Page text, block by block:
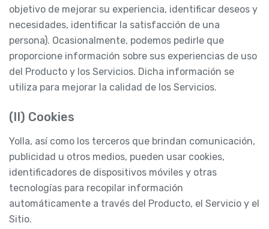
objetivo de mejorar su experiencia, identificar deseos y
necesidades, identificar la satisfacción de una
persona). Ocasionalmente, podemos pedirle que
proporcione información sobre sus experiencias de uso
del Producto y los Servicios. Dicha información se
utiliza para mejorar la calidad de los Servicios.
(II) Cookies
Yolla, así como los terceros que brindan comunicación,
publicidad u otros medios, pueden usar cookies,
identificadores de dispositivos móviles y otras
tecnologías para recopilar información
automáticamente a través del Producto, el Servicio y el
Sitio.